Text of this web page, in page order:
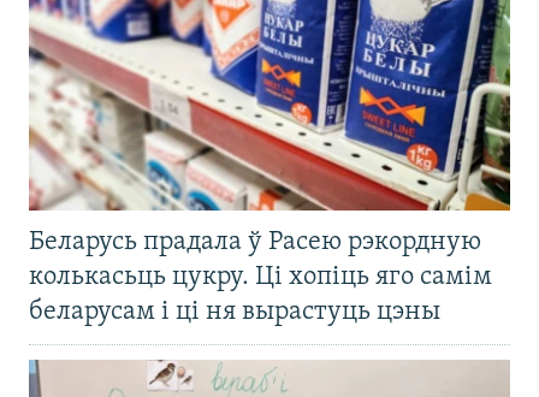
Беларусь прадала ў Расею рэкордную
колькасьць цукру. Ці хопіць яго самім
беларусам і ці ня вырастуць цэны